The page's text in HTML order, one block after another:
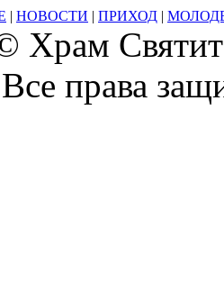
| НОВОСТИ | ПРИХОД |
Храм
Все права